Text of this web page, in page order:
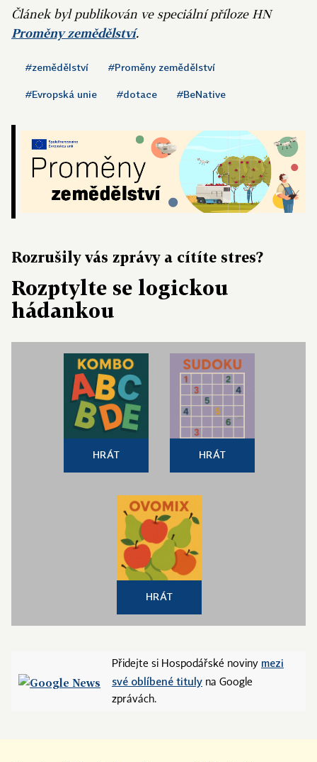
Článek byl publikován ve speciální příloze HN
Proměny zemědělství.
#zemědělství #Proměny zemědělství
#Evropská unie #dotace #BeNative
Rozrušily vás zprávy a cítíte stres?
Rozptylte se logickou
hádankou
HRÁT HRÁT
HRÁT
Přidejte si Hospodářské noviny mezi
své oblíbené tituly na Google
zprávách.